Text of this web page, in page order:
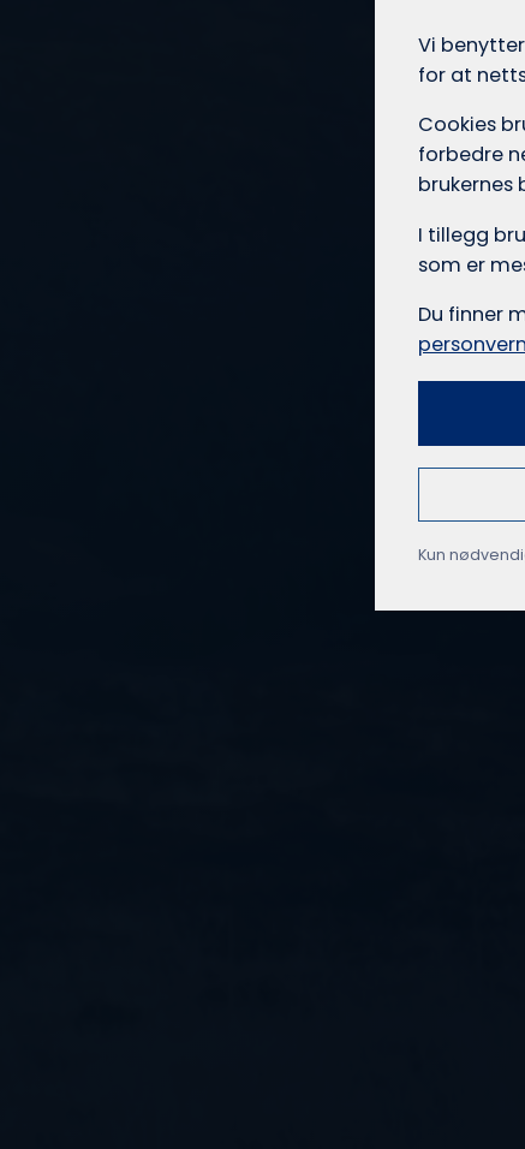
Vi
for at
Cookies
forbedre
brukernes
I tillegg
som er
Du finner
Kun